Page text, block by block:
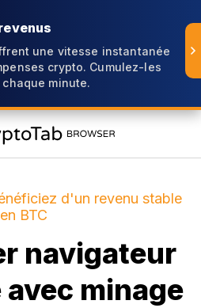
une vitesse instantanée
crypto. Cumulez-les
minute.
d'un revenu stable
en BTC
navigateur
minage